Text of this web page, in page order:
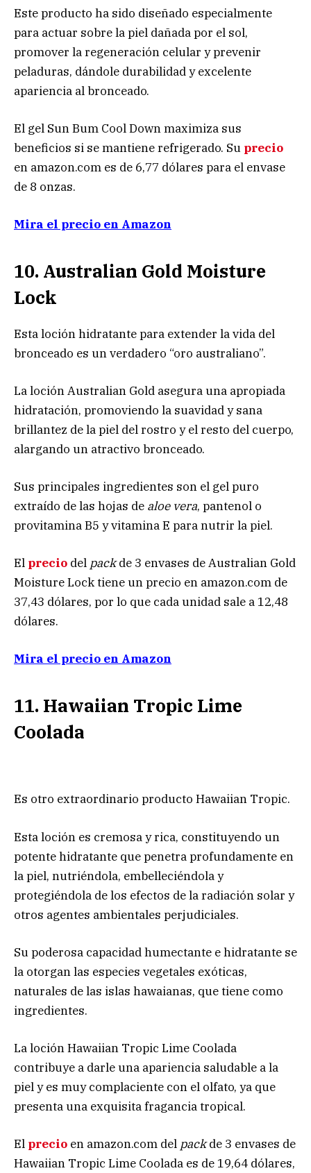
Este producto ha sido diseñado especialmente
para actuar sobre la piel dañada por el sol,
promover la regeneración celular y prevenir
peladuras, dándole durabilidad y excelente
apariencia al bronceado.
El gel Sun Bum Cool Down maximiza sus
beneficios si se mantiene refrigerado. Su precio
en amazon.com es de 6,77 dólares para el envase
de 8 onzas.
Mira el precio en Amazon
10. Australian Gold Moisture
Lock
Esta loción hidratante para extender la vida del
bronceado es un verdadero “oro australiano”.
La loción Australian Gold asegura una apropiada
hidratación, promoviendo la suavidad y sana
brillantez de la piel del rostro y el resto del cuerpo,
alargando un atractivo bronceado.
Sus principales ingredientes son el gel puro
extraído de las hojas de aloe vera, pantenol o
provitamina B5 y vitamina E para nutrir la piel.
El precio del packde 3 envases de Australian Gold
Moisture Lock tiene un precio en amazon.com de
37,43 dólares, por lo que cada unidad sale a 12,48
dólares.
Mira el precio en Amazon
11. Hawaiian Tropic Lime
Coolada
Es otro extraordinario producto Hawaiian Tropic.
Esta loción es cremosa y rica, constituyendo un
potente hidratante que penetra profundamente en
la piel, nutriéndola, embelleciéndola y
protegiéndola de los efectos de la radiación solar y
otros agentes ambientales perjudiciales.
Su poderosa capacidad humectante e hidratante se
la otorgan las especies vegetales exóticas,
naturales de las islas hawaianas, que tiene como
ingredientes.
La loción Hawaiian Tropic Lime Coolada
contribuye a darle una apariencia saludable a la
piel y es muy complaciente con el olfato, ya que
presenta una exquisita fragancia tropical.
El precio en amazon.com del packde 3 envases de
Hawaiian Tropic Lime Coolada es de 19,64 dólares,